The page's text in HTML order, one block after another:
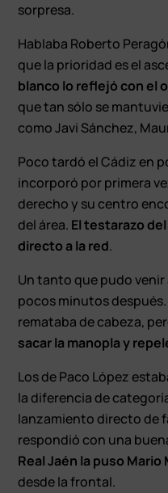
sorpresa.
Hablaba Roberto
que la prioridad es el
blanco lo reflejó con el
que tan sólo se
como Javi Sánchez,
Poco tardó el Cádiz en
incorporó por primera
derecho y su centro
del área. El testarazo
directo a la red.
Un tanto que pudo
pocos minutos
remataba de cabeza,
sacar la manopla y
Los de Paco López
la diferencia de
lanzamiento directo de
respondió con una
Real Jaén la puso Mario
desde la frontal.